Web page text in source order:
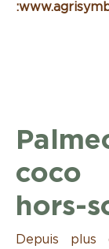
:
coco
hors-
Depuis